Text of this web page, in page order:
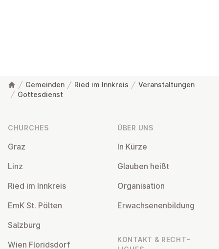
Gemeinden Ried im Innkreis
Veranstaltungen
Gottesdienst
CHURCHES
Graz
Linz
Ried im Innkreis
EmK St. Pölten
Salzburg
Wien Flor­idsdorf
ÜBER UNS
In Kürze
Glauben heißt
Or­gan­isa­tion
Er­wach­sen­en­bildung
KONTAKT & RECHT­